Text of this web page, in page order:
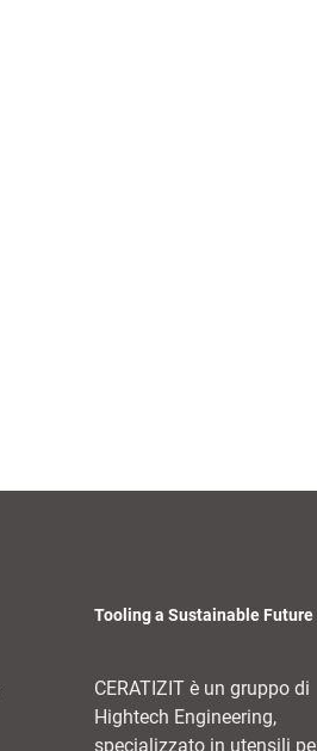
Tooling a Sustainable Future
CERATIZIT è un gruppo di
Hightech Engineering,
specializzato in utensili